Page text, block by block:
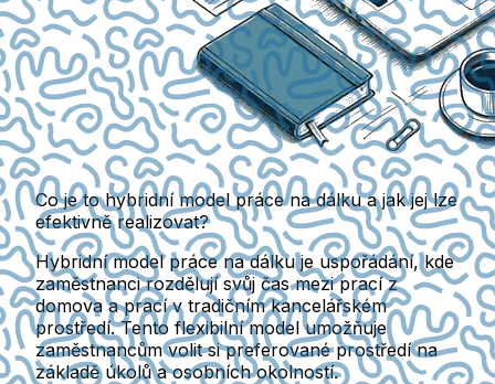
Co je to hybridní model práce na dálku a jak jej lze
efektivně realizovat?
Hybridní model práce na dálku je uspořádání, kde
zaměstnanci rozdělují svůj čas mezi prací z
domova a prací v tradičním kancelářském
prostředí. Tento flexibilní model umožňuje
zaměstnancům volit si preferované prostředí na
základě úkolů a osobních okolností.